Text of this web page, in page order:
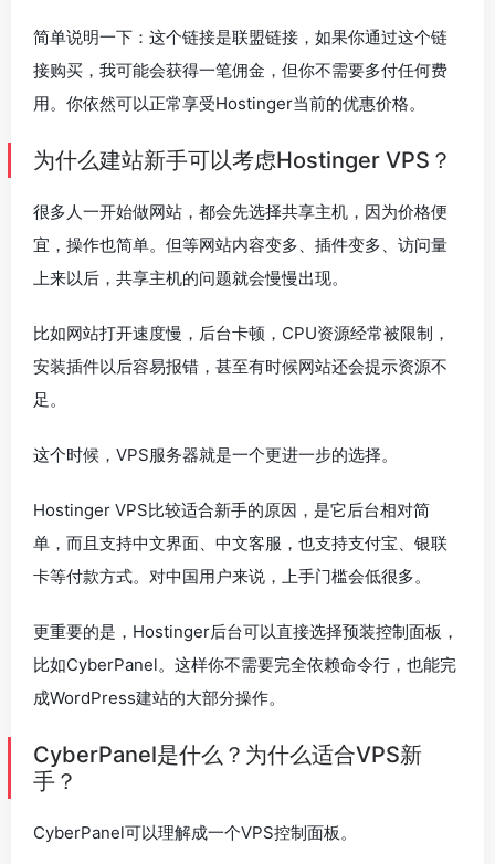
简单说明一下：这个链接是联盟链接，如果你通过这个链
接购买，我可能会获得一笔佣金，但你不需要多付任何费
用。你依然可以正常享受Hostinger当前的优惠价格。
为什么建站新手可以考虑Hostinger VPS？
很多人一开始做网站，都会先选择共享主机，因为价格便
宜，操作也简单。但等网站内容变多、插件变多、访问量
上来以后，共享主机的问题就会慢慢出现。
比如网站打开速度慢，后台卡顿，CPU资源经常被限制，
安装插件以后容易报错，甚至有时候网站还会提示资源不
足。
这个时候，VPS服务器就是一个更进一步的选择。
Hostinger VPS比较适合新手的原因，是它后台相对简
单，而且支持中文界面、中文客服，也支持支付宝、银联
卡等付款方式。对中国用户来说，上手门槛会低很多。
更重要的是，Hostinger后台可以直接选择预装控制面板，
比如CyberPanel。这样你不需要完全依赖命令行，也能完
成WordPress建站的大部分操作。
CyberPanel是什么？为什么适合VPS新
手？
CyberPanel可以理解成一个VPS控制面板。